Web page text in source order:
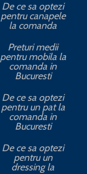
De ce sa optezi
pentru canapele
la comanda
Preturi medii
pentru mobila la
comanda in
Bucuresti
De ce sa optezi
pentru un pat la
comanda in
Bucuresti
De ce sa optezi
pentru un
dressing la